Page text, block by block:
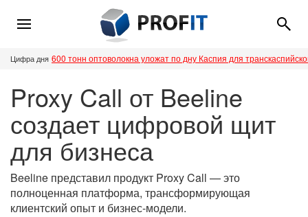
Цифра дня 600 тонн оптоволокна уложат по дну Каспия для
Proxy Call от Beeline
создает цифровой щит
для бизнеса
Beeline представил продукт Proxy Call — это
полноценная платформа, трансформирующая
клиентский опыт и бизнес-модели.